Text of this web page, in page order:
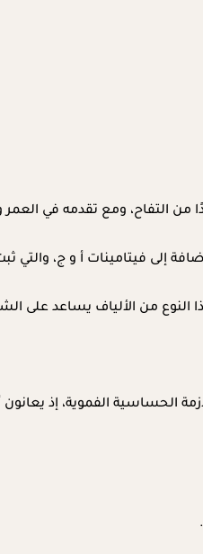
التفاح، ومع تقدمه في العمر
إلى فيتامينات أ و ج، والتي
من الألياف يساعد على
الحساسية الفموية، إذ